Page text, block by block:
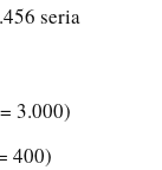
seria
3.000)
400)